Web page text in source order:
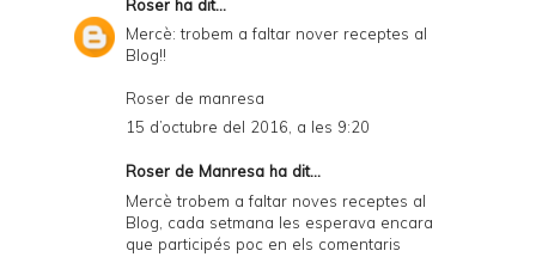
l
a
d
P
D
Roser ha dit...
Mercè: trobem a faltar nover receptes al
Blog!!
Roser de manresa
15 d’octubre del 2016, a les 9:20
Roser de Manresa ha dit...
Mercè trobem a faltar noves receptes al
Blog, cada setmana les esperava encara
que participés poc en els comentaris